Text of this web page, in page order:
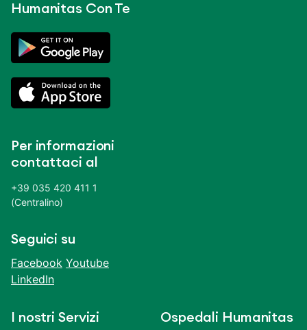
Humanitas Con Te
Per informazioni
contattaci al
+39 035 420 411 1
(Centralino)
Seguici su
Facebook Youtube
LinkedIn
I nostri Servizi Ospedali Humanitas